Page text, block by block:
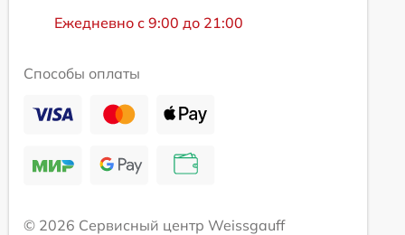
Ежедневно с 9:00 до 21:00
Способы оплаты
© 2026 Сервисный центр Weissgauff